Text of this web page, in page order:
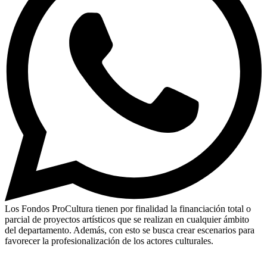
Los Fondos ProCultura tienen por finalidad la financiación total o
parcial de proyectos artísticos que se realizan en cualquier ámbito
del departamento. Además, con esto se busca crear escenarios para
favorecer la profesionalización de los actores culturales.